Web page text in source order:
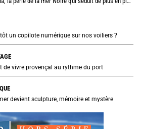
un copilote numérique sur nos voiliers ?
de vivre provençal au rythme du port
devient sculpture, mémoire et mystère